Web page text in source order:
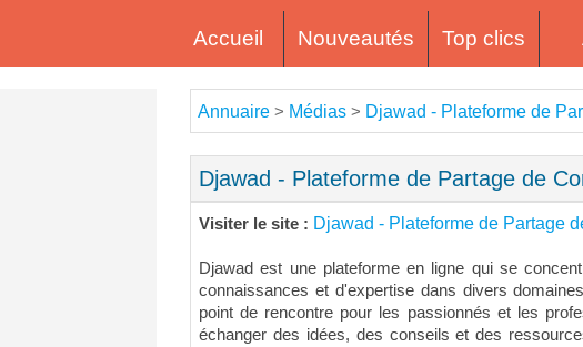
Accueil Nouveautés Top clics
Annuaire > Médias > Djawad - Plateforme de
Djawad - Plateforme de Partage de
Visiter le site : Djawad - Plateforme de Partage
Djawad est une plateforme en ligne qui se
connaissances et d'expertise dans divers
point de rencontre pour les passionnés et les
échanger des idées, des conseils et des